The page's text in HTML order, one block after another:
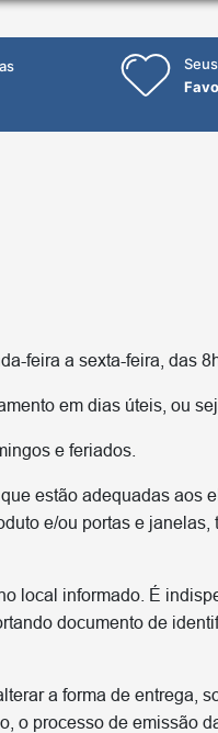
feira a sexta-feira, das
em dias úteis, ou
e feriados.
estão adequadas aos
e/ou portas e
local informado. É
documento de
a forma de entrega,
o processo de emissão